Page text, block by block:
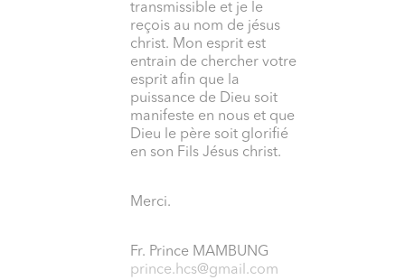
transmissible et je le
reçois au nom de jésus
christ. Mon esprit est
entrain de chercher votre
esprit afin que la
puissance de Dieu soit
manifeste en nous et que
Dieu le père soit glorifié
en son Fils Jésus christ.
Merci.
Fr. Prince MAMBUNG
prince.hcs@gmail.com